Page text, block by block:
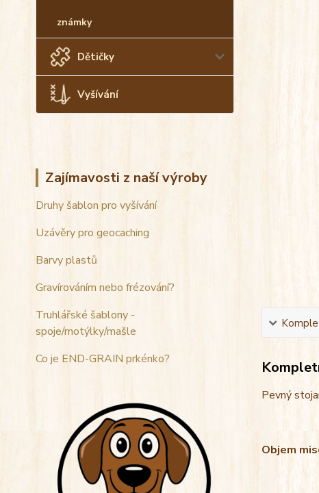
známky
Dětičky
Vyšívání
Zajímavosti z naší výroby
Druhy šablon pro vyšívání
Uzávěry pro geocaching
Barvy plastů
Gravírováním nebo frézování?
Truhlářské šablony -
spoje/motýlky/mašle
Co je END-GRAIN prkénko?
Pevný
Objem